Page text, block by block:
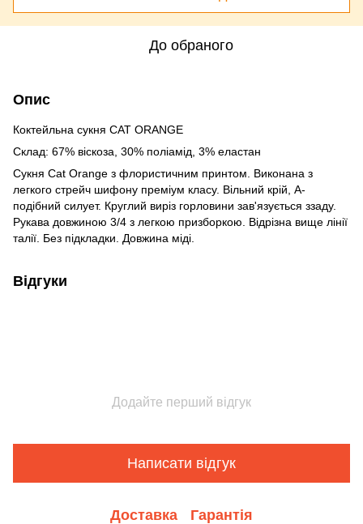
До обраного
Опис
Коктейльна сукня CAT ORANGE
Склад: 67% віскоза, 30% поліамід, 3% еластан
Сукня Cat Orange з флористичним принтом. Виконана з
легкого стрейч шифону преміум класу. Вільний крій, А-
подібний силует. Круглий виріз горловини зав'язується ззаду.
Рукава довжиною 3/4 з легкою призборкою. Відрізна вище лінії
талії. Без підкладки. Довжина міді.
Відгуки
Додайте перший відгук
Написати відгук
Доставка Гарантія